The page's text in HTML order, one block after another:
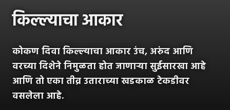
किल्ल्याचा आकार
कोकण दिवा किल्ल्याचा आकार उंच, अरुंद आणि
वरच्या दिशेने निमुळता होत जाणाऱ्या सुईसारखा आहे
आणि तो एका तीव्र उताराच्या खडकाळ टेकडीवर
वसलेला आहे.